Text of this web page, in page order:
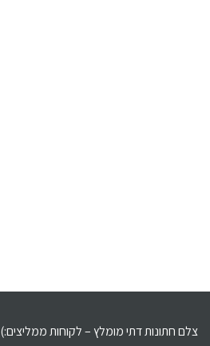
צלם חתונות דתי מומלץ – לקוחות ממליצים:)